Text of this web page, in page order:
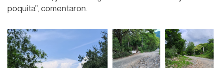
poquita”, comentaron.